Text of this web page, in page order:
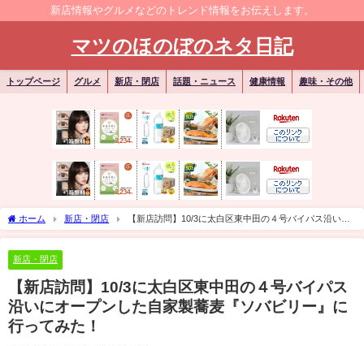
新店情報やグルメなどのトレンド情報をお伝えします。
マツのほのぼのネタ日記
トップページ グルメ 新店・閉店 話題・ニュース 健康情報 趣味・その他
ホーム 新店・閉店
【新店訪問】10/3に太白区東中田の４号バイパス沿いに
オープンした自家製蕎麦『ソバビリー』に行ってみた！
新店・閉店
【新店訪問】10/3に太白区東中田の４号バイパス
沿いにオープンした自家製蕎麦『ソバビリー』に
行ってみた！